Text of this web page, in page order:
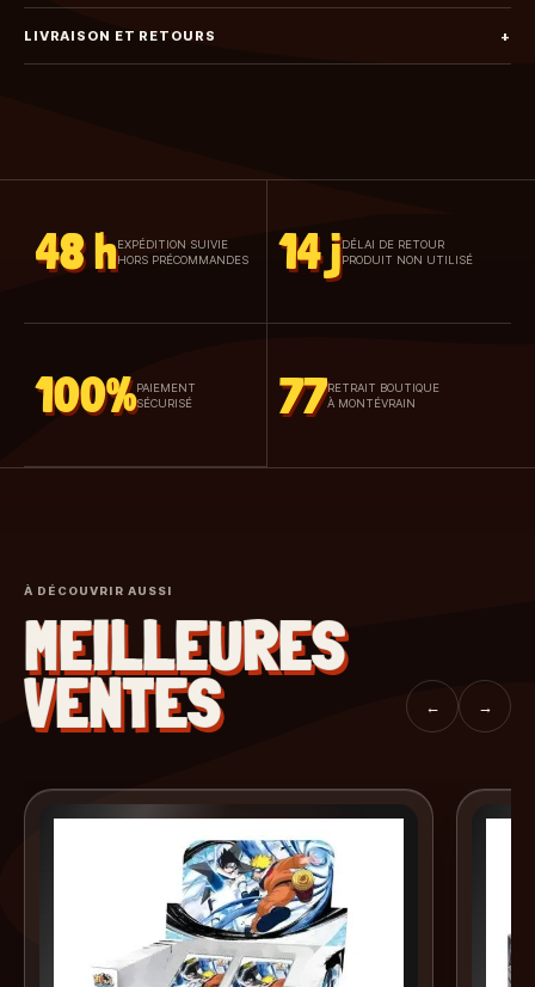
LIVRAISON ET RETOURS +
48 hEXPÉDITION SUIVIE
HORS PRÉCOMMANDES
14 jDÉLAI DE RETOUR
PRODUIT NON UTILISÉ
100%PAIEMENT
SÉCURISÉ
77RETRAIT BOUTIQUE
À MONTÉVRAIN
À DÉCOUVRIR AUSSI
MEILLEURES
VENTES ← →